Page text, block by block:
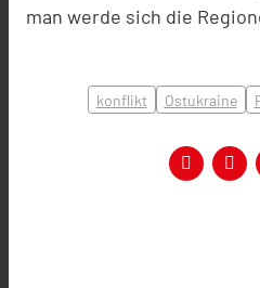
man werde sich die
konflikt Ostukraine